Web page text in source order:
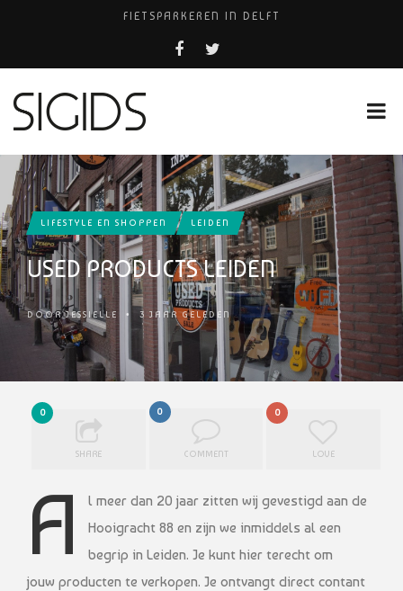
FIETSPARKEREN IN DELFT
PIZZERIA POMPEÏ ￼
BELEEF DE MAGIE VAN FILM BIJ KINEPOLIS
LIFESTYLE EN SHOPPEN LEIDEN
USED PRODUCTS LEIDEN
DOORJESSIELLE • 3 JAAR GELEDEN
0
SHARE
0
COMMENT
0
LOVE
A
l meer dan 20 jaar zitten wij gevestigd aan de
Hooigracht 88 en zijn we inmiddels al een
begrip in Leiden. Je kunt hier terecht om
jouw producten te verkopen. Je ontvangt direct contant